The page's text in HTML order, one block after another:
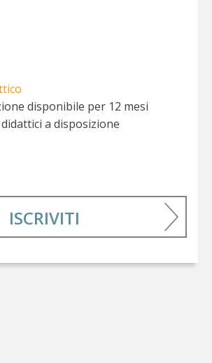
disponibile per 12 mesi
a disposizione
ISCRIVITI